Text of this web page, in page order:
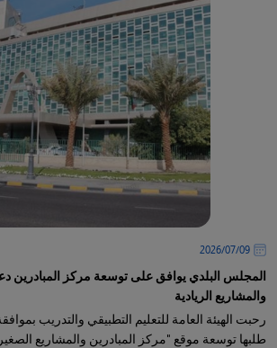
09‏/07‏/2026
المجلس البلدي يوافق على توسعة مركز المبادرين
والمشاريع الريادية
رحبت الهيئة العامة للتعليم التطبيقي والتدريب
طلبها توسعة موقع "مركز المبادرين والمشاريع